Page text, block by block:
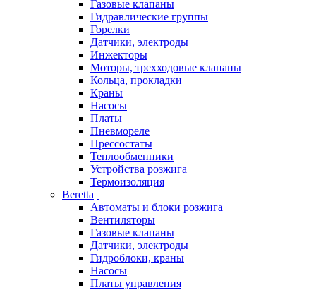
Газовые клапаны
Гидравлические группы
Горелки
Датчики, электроды
Инжекторы
Моторы, трехходовые клапаны
Кольца, прокладки
Краны
Насосы
Платы
Пневмореле
Прессостаты
Теплообменники
Устройства розжига
Термоизоляция
Beretta
Автоматы и блоки розжига
Вентиляторы
Газовые клапаны
Датчики, электроды
Гидроблоки, краны
Насосы
Платы управления